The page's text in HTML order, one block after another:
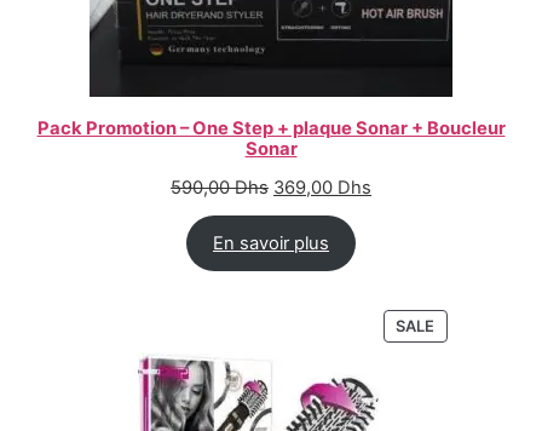
Pack Promotion – One Step + plaque Sonar + Boucleur
Sonar
590,00Dhs 369,00 Dhs
En savoir plus
SALE